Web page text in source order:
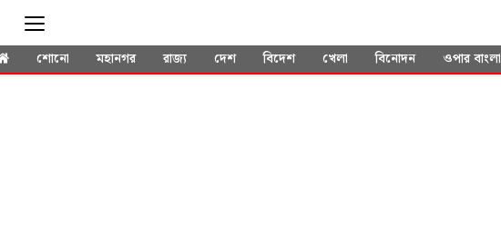
শোনো মহানগর রাজ্য দেশ বিদেশ খেলা বিনোদন ওপার বাংলা